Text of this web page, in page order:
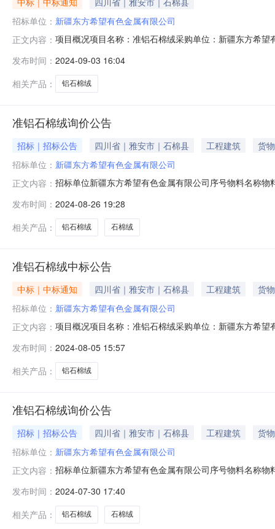
招标单位： 新疆东方希望有色金属有限公司
正文内容： 项目概况项目名称：准铝石棉绒采购单位：新疆东方希
发布时间： 2024-09-03 16:04
相关产品：
铝石棉绒
准铝石棉绒询价公告
招标｜招标公告 四川省｜雅安市｜石棉县 工程建筑
货物
招标单位： 新疆东方希望有色金属有限公司
正文内容： 招标单位新疆东方希望有色金属有限公司序号物料名称
骗取中标、严重违约、重大安全、重大质量问题。特定
人邮箱：xjxlmyj
发布时间： 2024-08-26 19:28
相关产品：
铝石棉绒 石棉绒
准铝石棉绒中标公告
中标｜中标通知 四川省｜雅安市｜石棉县 工程建筑
货物
招标单位： 新疆东方希望有色金属有限公司
正文内容： 项目概况项目名称：准铝石棉绒采购单位：新疆东方希
发布时间： 2024-08-05 15:57
相关产品：
铝石棉绒
准铝石棉绒询价公告
招标｜招标公告 四川省｜雅安市｜石棉县 工程建筑
货物
招标单位： 新疆东方希望有色金属有限公司
正文内容： 招标单位新疆东方希望有色金属有限公司序号物料名称
骗取中标、严重违约、重大安全、重大质量问题。特定
*545*9198联系人邮箱：zlcg
发布时间： 2024-07-30 17:40
相关产品：
铝石棉绒 石棉绒